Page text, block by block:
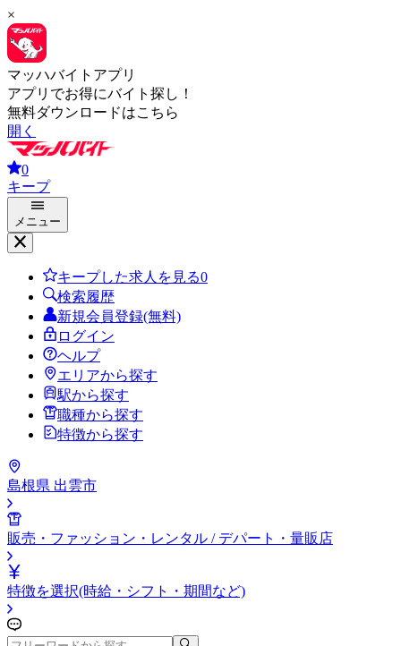
×
マッハバイトアプリ
アプリでお得にバイト探し！
無料ダウンロードはこちら
開く
0
キープ
メニュー
キープした求人を見る0
検索履歴
新規会員登録(無料)
ログイン
ヘルプ
エリアから探す
駅から探す
職種から探す
特徴から探す
島根県 出雲市
販売・ファッション・レンタル / デパート・量販店
特徴を選択(時給・シフト・期間など)